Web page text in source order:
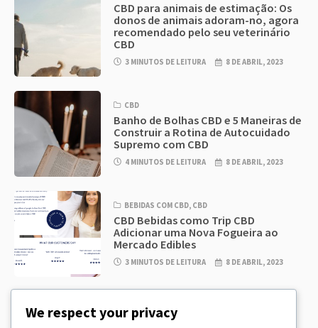
CBD para animais de estimação: Os
donos de animais adoram-no, agora
recomendado pelo seu veterinário
CBD
3 MINUTOS DE LEITURA 8 DE ABRIL, 2023
CBD
Banho de Bolhas CBD e 5 Maneiras de
Construir a Rotina de Autocuidado
Supremo com CBD
4 MINUTOS DE LEITURA 8 DE ABRIL, 2023
BEBIDAS COM CBD, CBD
CBD Bebidas como Trip CBD
Adicionar uma Nova Fogueira ao
Mercado Edibles
3 MINUTOS DE LEITURA 8 DE ABRIL, 2023
CBD EDIBLES
CBD Cookie Dough & Incrivelmente
We respect your privacy